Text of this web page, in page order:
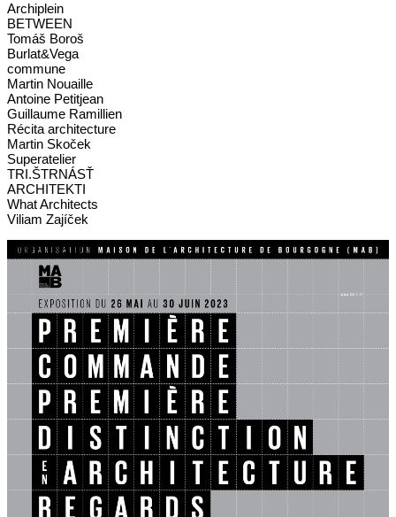
Archiplein
BETWEEN
Tomáš Boroš
Burlat&Vega
commune
Martin Nouaille
Antoine Petitjean
Guillaume Ramillien
Récita architecture
Martin Skoček
Superatelier
TRI.ŠTRNÁSŤ
ARCHITEKTI
What Architects
Viliam Zajíček